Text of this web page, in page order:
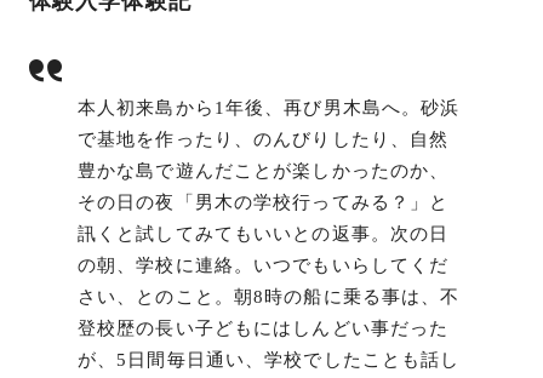
本人初来島から1年後、再び男木島へ。砂浜
で基地を作ったり、のんびりしたり、自然
豊かな島で遊んだことが楽しかったのか、
その日の夜「男木の学校行ってみる？」と
訊くと試してみてもいいとの返事。次の日
の朝、学校に連絡。いつでもいらしてくだ
さい、とのこと。朝8時の船に乗る事は、不
登校歴の長い子どもにはしんどい事だった
が、5日間毎日通い、学校でしたことも話し